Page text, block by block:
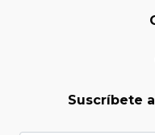
Suscríbete